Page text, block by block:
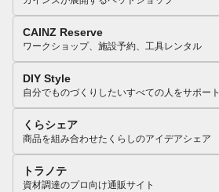
CAINZ Reserve
ワークショップ、施設予約、工具レンタル
DIY Style
自分でものづくりしたいすべての人をサポート
くらシェア
商品を組み合わせたくらしのアイデアシェア
トラノテ
資材調達のプロ向け通販サイト